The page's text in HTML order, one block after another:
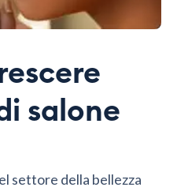
salone
settore della bellezza